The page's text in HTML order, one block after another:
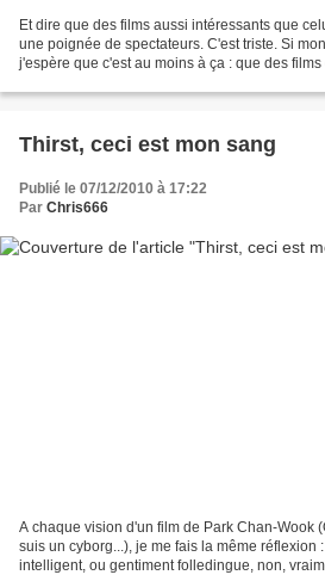
Et dire que des films aussi intéressants que
une poignée de spectateurs. C'est triste. Si
j'espère que c'est au moins à ça : que des
Thirst, ceci est mon sang
Publié le 07/12/2010 à 17:22
Par Chris666
A chaque vision d'un film de Park Chan-Wook
suis un cyborg...), je me fais la même réflexion
intelligent, ou gentiment folledingue, non,